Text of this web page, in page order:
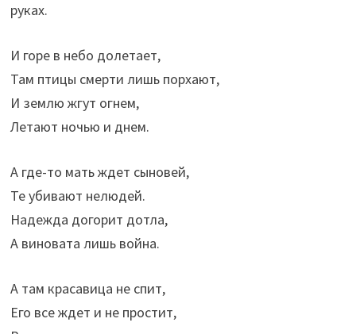
руках.
И горе в небо долетает,
Там птицы смерти лишь порхают,
И землю жгут огнем,
Летают ночью и днем.
А где-то мать ждет сыновей,
Те убивают нелюдей.
Надежда догорит дотла,
А виновата лишь война.
А там красавица не спит,
Его все ждет и не простит,